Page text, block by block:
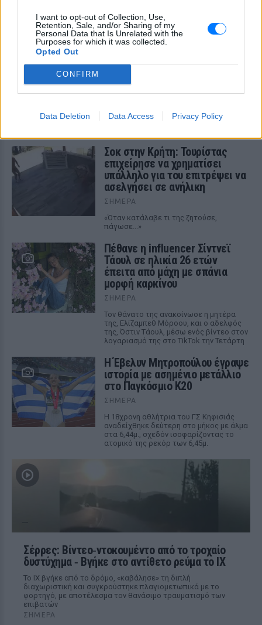
I want to opt-out of Collection, Use,
Retention, Sale, and/or Sharing of my
Personal Data that Is Unrelated with the
Purposes for which it was collected.
Opted Out
CONFIRM
Data Deletion Data Access Privacy Policy
Το φοβερό βίντεο της Αρσεναλ από την νέα
εντυπωσιακή ασίστ του Χρήστου Τζόλη, δείτε
Η εκτέλεση κόρνερ του 24χρονου winger ήταν πραγματικά
τον κίπερ Αλβαρο Βαγιές
ΣΉΜΕΡΑ
Σοκ στην Κρήτη: Τουρίστας
επιχείρησε να χρηματίσει
υπάλληλο για του επιτρέψει να
ασελγήσει σε ανήλικη
ΣΉΜΕΡΑ
«Όταν κατάλαβε τι της ζητούσε,
πάγωσε...»
Πέθανε η influencer Σίντνεϊ
Τάουλ σε ηλικία 26 ετών
έπειτα από μάχη με σπάνια
μορφή καρκίνου
ΣΉΜΕΡΑ
Τον θάνατο της ανακοίνωσε η μητέρα
της, Ελίζαμπεθ Μόροου, και ο αδελφός
της, Όστιν Τάουλ, μέσω ενός βίντεο στον
λογαριασμό της στο TikTok την Τετάρτη
Η Έβελυν Μητροπούλου έγραψε
ιστορία με ασημένιο μετάλλιο
στο Παγκόσμιο Κ20
ΣΉΜΕΡΑ
Η 18χρονη αθλήτρια του ΓΣ Κηφισιάς
αναδείχθηκε δεύτερη στο μήκος με άλμα
στα 6,44μ., σχεδόν ισοφαρίζοντας το
ατομικό της ρεκόρ των 6,45μ.
Σέρρες: Βίντεο‑ντοκουμέντο από το τροχαίο
δυστύχημα ‑ Βγήκε στο αντίθετο ρεύμα το ΙΧ
Το ΙΧ βγήκε από το δρόμο, «καβάλησε» τη διπλή
διαχωριστική και συγκρούστηκε πλαγιομετωπικά με το
φορτηγό, με αποτέλεσμα τον θανάσιμο τραυματισμό των
επιβατών
ΣΉΜΕΡΑ